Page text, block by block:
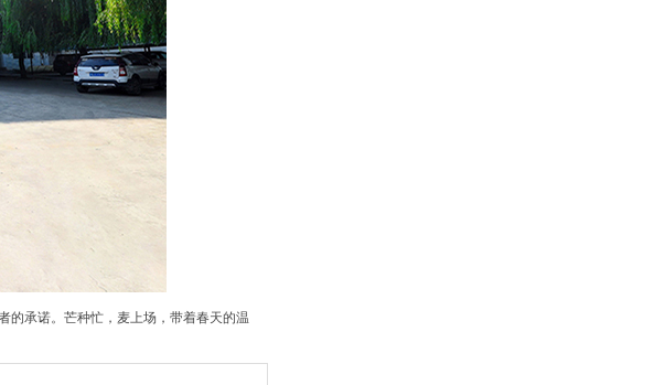
的承诺。芒种忙，麦上场，带着春天的温